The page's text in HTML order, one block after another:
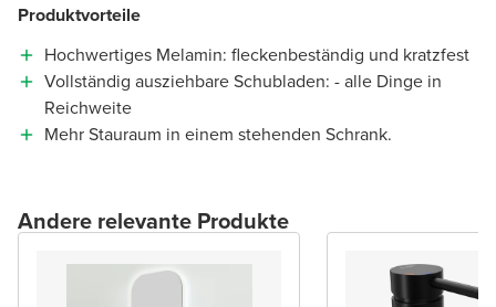
Produktvorteile
Hochwertiges Melamin: fleckenbeständig und kratzfest
Vollständig ausziehbare Schubladen: - alle Dinge in
Reichweite
Mehr Stauraum in einem stehenden Schrank.
Andere relevante Produkte